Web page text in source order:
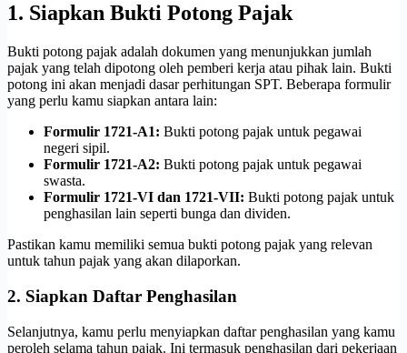
1. Siapkan Bukti Potong Pajak
Bukti potong pajak adalah dokumen yang menunjukkan jumlah
pajak yang telah dipotong oleh pemberi kerja atau pihak lain. Bukti
potong ini akan menjadi dasar perhitungan SPT. Beberapa formulir
yang perlu kamu siapkan antara lain:
Formulir 1721-A1: Bukti potong pajak untuk pegawai
negeri sipil.
Formulir 1721-A2: Bukti potong pajak untuk pegawai
swasta.
Formulir 1721-VI dan 1721-VII: Bukti potong pajak untuk
penghasilan lain seperti bunga dan dividen.
Pastikan kamu memiliki semua bukti potong pajak yang relevan
untuk tahun pajak yang akan dilaporkan.
2. Siapkan Daftar Penghasilan
Selanjutnya, kamu perlu menyiapkan daftar penghasilan yang kamu
peroleh selama tahun pajak. Ini termasuk penghasilan dari pekerjaan